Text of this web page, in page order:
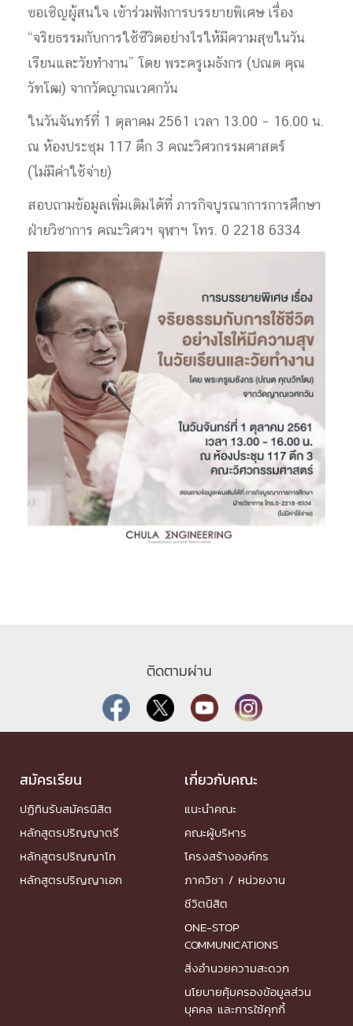
ขอเชิญผู้สนใจ เข้าร่วมฟังการบรรยายพิเศษ เรื่อง
“จริยธรรมกับการใช้ชีวิตอย่างไรให้มีความสุขในวัน
เรียนและวัยทำงาน” โดย พระครูเมธังกร (ปณต คุณ
วัฑโฒ) จากวัดญาณเวศกวัน
ในวันจันทร์ที่ 1 ตุลาคม 2561 เวลา 13.00 – 16.00 น.
ณ ห้องประชุม 117 ตึก 3 คณะวิศวกรรมศาสตร์
(ไม่มีค่าใช้จ่าย)
สอบถามข้อมูลเพิ่มเติมได้ที่ ภารกิจบูรณาการการศึกษา
ฝ่ายวิชาการ คณะวิศวฯ จุฬาฯ โทร. 0 2218 6334
ติดตามผ่าน
สมัครเรียน
ปฏิทินรับสมัครนิสิต
หลักสูตรปริญญาตรี
หลักสูตรปริญญาโท
หลักสูตรปริญญาเอก
เกี่ยวกับคณะ
แนะนำคณะ
คณะผู้บริหาร
โครงสร้างองค์กร
ภาควิชา / หน่วยงาน
ชีวิตนิสิต
ONE-STOP
COMMUNICATIONS
สิ่งอำนวยความสะดวก
นโยบายคุ้มครองข้อมูลส่วน
บุคคล และการใช้คุกกี้